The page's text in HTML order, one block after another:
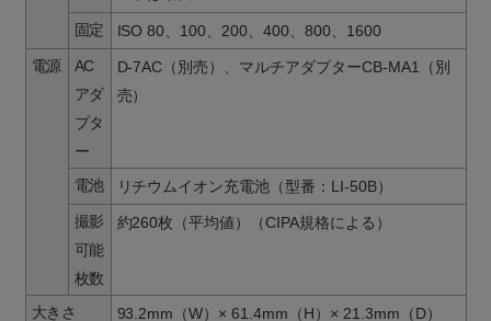
固定
ISO 80、100、200、400、800、1600
電源
AC
アダ
プタ
ー
D-7AC（別売）、マルチアダプターCB-MA1（別
売）
電池
リチウムイオン充電池（型番：LI-50B）
撮影
可能
枚数
約260枚（平均値）（CIPA規格による）
大きさ 93.2mm（W）× 61.4mm（H）× 21.3mm（D）